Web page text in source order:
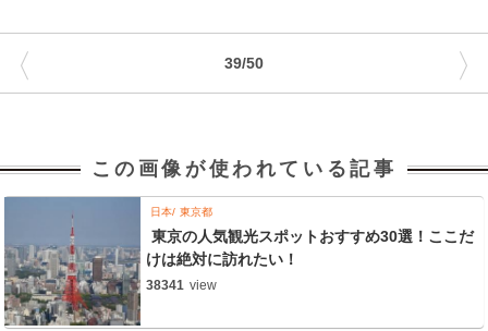
39/50
〈 〉
この画像が使われている記事
日本 東京都
東京の人気観光スポットおすすめ30選！ここだ
けは絶対に訪れたい！
38341 view